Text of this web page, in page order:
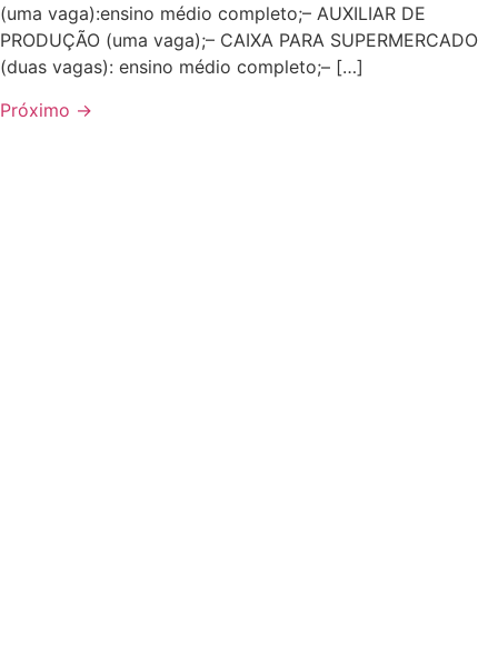
(uma vaga):ensino médio completo;– AUXILIAR DE
PRODUÇÃO (uma vaga);– CAIXA PARA SUPERMERCADO
(duas vagas): ensino médio completo;– […]
Próximo →